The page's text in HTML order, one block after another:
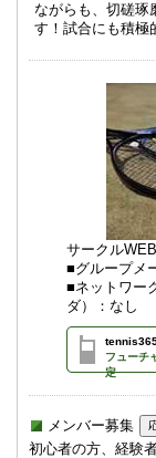
ながらも、切磋琢
す！試合にも積極
サークル
■グループメ
■ネットワー
ダ）：なし
フューチ
定
メンバー募集
初心者の方、経験